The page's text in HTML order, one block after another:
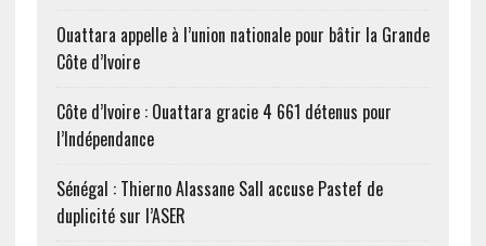
Ouattara appelle à l’union nationale pour bâtir la Grande
Côte d’Ivoire
Côte d’Ivoire : Ouattara gracie 4 661 détenus pour
l’Indépendance
Sénégal : Thierno Alassane Sall accuse Pastef de
duplicité sur l’ASER